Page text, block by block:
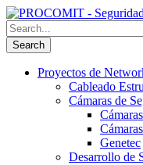
Proyectos de
Cableado
Cámaras de
Genetec
Desarrollo de